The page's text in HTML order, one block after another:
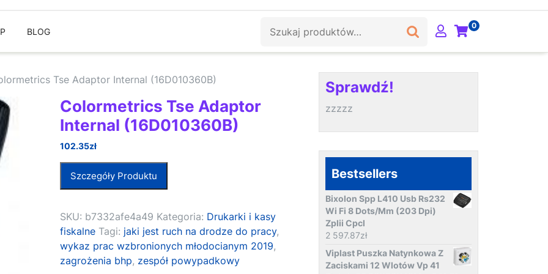
BLOG
0
Tse Adaptor Internal (16D010360B)
Colormetrics Tse Adaptor
Internal (16D010360B)
102.35zł
Szczegóły Produktu
SKU: b7332afe4a49 Kategoria: Drukarki i kasy
fiskalne Tagi: jaki jest ruch na drodze do pracy,
wykaz prac wzbronionych młodocianym 2019,
zagrożenia bhp, zespół powypadkowy
Sprawdź!
zzzzz
Bestsellers
Bixolon Spp L410 Usb Rs232
Wi Fi 8 Dots/Mm (203 Dpi)
Zplii Cpcl
2 597.87zł
Viplast Puszka Natynkowa Z
Zaciskami 12 Wlotów Vp 41